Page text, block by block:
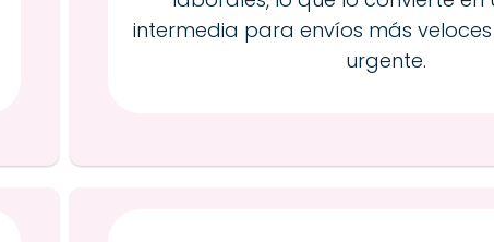
intermedia para envíos más
urgente.